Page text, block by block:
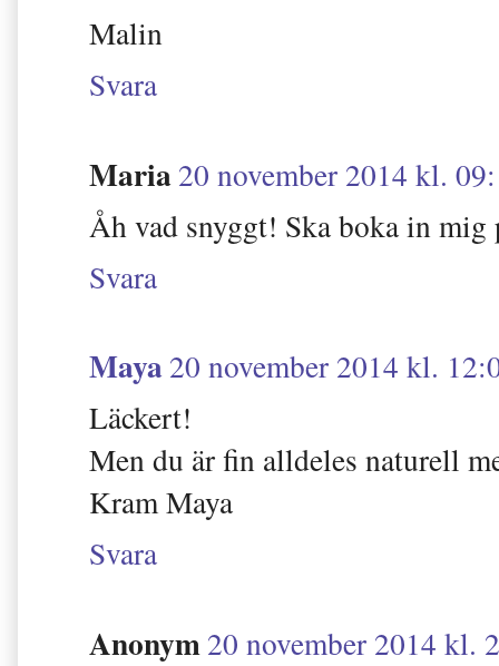
Malin
Svara
Maria20 november 2014 kl.
Åh vad snyggt! Ska boka in mig
Svara
Maya20 november 2014 kl.
Läckert!
Men du är fin alldeles naturell
Kram Maya
Svara
Anonym20 november 2014 kl.